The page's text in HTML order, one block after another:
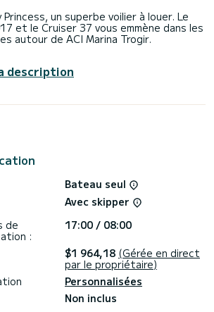
Princess, un superbe voilier à louer. Le
et le Cruiser 37 vous emmène dans les
autour de ACI Marina Trogir.
peut accueillir jusqu'à 8 personnes
de 1 WC avec douche.
avec une Grand-voile roulante et un
de pont, Plateforme
sur le bateau ou sur les conditions
nous simplement un message sur
répondra à toutes vos questions et
description
Bateau seul
Avec skipper
de
:
17:00 / 08:00
$1 964,18 (Gérée en direct
par le propriétaire)
Personnalisées
Non inclus